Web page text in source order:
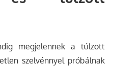
megjelennek a túlzott
szelvénnyel próbálnak